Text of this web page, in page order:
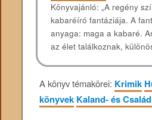
Könyvajánló: „A regény
kabaréíró fantáziája. A
anyaga: maga a kabaré.
az élet találkoznak,
A könyv témakörei: Krimik
könyvek Kaland- és